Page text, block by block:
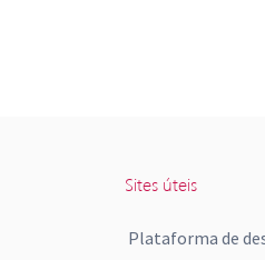
Sites úteis
Plataforma de